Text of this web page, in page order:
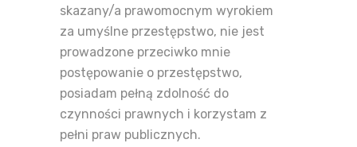
skazany/a prawomocnym wyrokiem
za umyślne przestępstwo, nie jest
prowadzone przeciwko mnie
postępowanie o przestępstwo,
posiadam pełną zdolność do
czynności prawnych i korzystam z
pełni praw publicznych.